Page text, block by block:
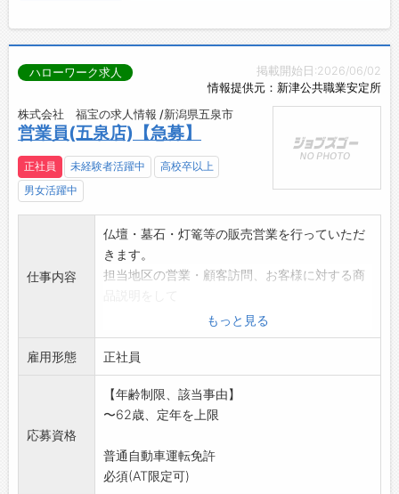
掲載開始日:2026/06/02
情報提供元：新津公共職業安定所
ハローワーク求人
株式会社 福宝の求人情報 /新潟県五泉市
営業員(五泉店)【急募】
正社員 未経験者活躍中
高校卒以上
男女活躍中
仕事内容
仏壇・墓石・灯篭等の販売営業を行っていただ
きます。
担当地区の営業・顧客訪問、お客様に対する商
いただきます。(最初は先輩社員が同行します)
他、納品の際に配達作業有。(2～3名で作業を
します。)
運転をしていただくこともあります。
※業務に必要とされる教育・指導サポートも充
実し、初めて
★弊社、詳細については『福宝』で検索!
変更範囲:変更なし
もっと見る
雇用形態 正社員
応募資格
【年齢制限、該当事由】
〜62歳、定年を上限
普通自動車運転免許
必須(AT限定可)